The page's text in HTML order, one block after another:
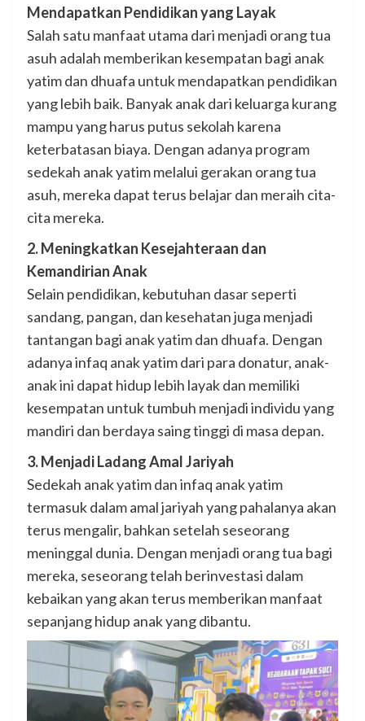
Mendapatkan Pendidikan yang Layak
Salah satu manfaat utama dari menjadi orang tua
asuh adalah memberikan kesempatan bagi anak
yatim dan dhuafa untuk mendapatkan pendidikan
yang lebih baik. Banyak anak dari keluarga kurang
mampu yang harus putus sekolah karena
keterbatasan biaya. Dengan adanya program
sedekah anak yatim melalui gerakan orang tua
asuh, mereka dapat terus belajar dan meraih cita-
cita mereka.
2. Meningkatkan Kesejahteraan dan
Kemandirian Anak
Selain pendidikan, kebutuhan dasar seperti
sandang, pangan, dan kesehatan juga menjadi
tantangan bagi anak yatim dan dhuafa. Dengan
adanya infaq anak yatim dari para donatur, anak-
anak ini dapat hidup lebih layak dan memiliki
kesempatan untuk tumbuh menjadi individu yang
mandiri dan berdaya saing tinggi di masa depan.
3. Menjadi Ladang Amal Jariyah
Sedekah anak yatim dan infaq anak yatim
termasuk dalam amal jariyah yang pahalanya akan
terus mengalir, bahkan setelah seseorang
meninggal dunia. Dengan menjadi orang tua bagi
mereka, seseorang telah berinvestasi dalam
kebaikan yang akan terus memberikan manfaat
sepanjang hidup anak yang dibantu.